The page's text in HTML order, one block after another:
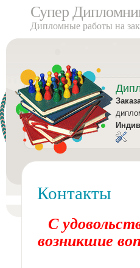
Супер
Дипломные работы на
Контакты
С
возникшие